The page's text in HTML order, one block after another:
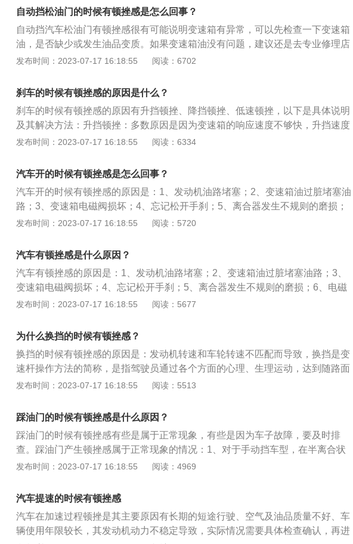
的发动机提供给车辆的动力也会有所不同，因此只有保持规定的转速状态才能够
避免相对的顿挫感。
自动挡松油门的时候有顿挫感是怎么回事？
自动挡汽车松油门有顿挫感很有可能说明变速箱有异常，可以先检查一下变速箱
油，是否缺少或发生油品变质。如果变速箱油没有问题，建议还是去专业修理店
或者4S店，对变速箱控制系统进行一次检测。以下是对出现顿挫感情况的解释：
称为无级变速箱，顾名思义，对于CVT来说就不存在挡位这个概念，因此说CVT
自然也就不会存在换挡顿挫。不过事实上，由于厂商的调校原因，即使是无级变
速箱，也有出现顿挫感的可能。2、自动挡汽车给油换挡有顿挫感是正常现象，
只是每款车的顿挫感强弱不同而已，如果不能把握好换挡时机，那么顿挫感自然
也就强烈。一般来说，低速时，发动机转速与车速如果刚刚达到换挡标准，此时
时候，换挡时顿挫感就会比较小。
发布时间：2023-07-17 16:18:55 阅读：6702
刹车的时候有顿挫感的原因是什么？
刹车的时候有顿挫感的原因有升挡顿挫、降挡顿挫、低速顿挫，以下是具体说明
及其解决方法：升挡顿挫：多数原因是因为变速箱的响应速度不够快，升挡速度
跟不上你踩油门的速度，所以在变速箱换挡的一刹那，会产生顿挫感。降挡顿
板，发电机会立即开始工作，就会搭上发动机，给发动机造成一些负担，影响发
动机的转速，使发动机转速与离合器片转速不同步，这样就会有顿挫的感觉。低
速顿挫：由于低速行驶的时候挡位在一二挡之间频繁切换，离合器不断地分离和
结合，短时间内不能畅顺地完成动力传输，就造成了常见的低速顿挫，启动与低
速的时候会有顿挫感，这个正常的话一般是低转速的时候涡轮增压介入，影响了
发布时间：2023-07-17 16:18:55 阅读：6334
汽车开的时候有顿挫感是怎么回事？
汽车开的时候有顿挫感的原因是：1、发动机油路堵塞；2、变速箱油过脏堵塞油
路；3、变速箱电磁阀损坏；4、忘记松开手刹；5、离合器发生不规则的磨损；
6、电磁阀损坏；7、发动机有的缸不工作；8、劣质燃油挥发性差。汽车开的时
速箱油；3、检查变速箱内部阀体是否有损坏需要更换；4、检查发动机气门和进
气管是否有积碳需要清理。
发布时间：2023-07-17 16:18:55 阅读：5720
汽车有顿挫感是什么原因？
汽车有顿挫感的原因是：1、发动机油路堵塞；2、变速箱油过脏堵塞油路；3、
变速箱电磁阀损坏；4、忘记松开手刹；5、离合器发生不规则的磨损；6、电磁
阀损坏；7、发动机有的缸不工作；8、劣质燃油挥发性差。汽车有顿挫感的解决
变速箱内部阀体是否有损坏需要更换；4、检查发动机气门和进气管是否有积碳
需要清理。
发布时间：2023-07-17 16:18:55 阅读：5677
为什么换挡的时候有顿挫感？
换挡的时候有顿挫感的原因是：发动机转速和车轮转速不匹配而导致，换挡是变
速杆操作方法的简称，是指驾驶员通过各个方面的心理、生理运动，达到随路面
情况、汽车速度变化而不断改变变速杆位置的操作过程。换挡的时候有顿挫感的
时轻顶油门；5、注意路面和负荷情况进行调整；6、通过松开离合器的时间进行
发布时间：2023-07-17 16:18:55 阅读：5513
踩油门的时候有顿挫感是什么原因？
踩油门的时候有顿挫感有些是属于正常现象，有些是因为车子故障，要及时排
查。踩油门产生顿挫感属于正常现象的情况：1、对于手动挡车型，在半离合状
态行驶中，加油和收油都会产生顿挫感，油门踩得越深，顿挫感越大；2、对于
显。踩油门产生顿挫感属于不正常现象的情况：1、节气门、喷油嘴、进气道积
碳较多，受积碳影响导致的故障很多，有些车辆会产生顿挫感也是和积碳有关
系，建议平时注意清理积碳；2、燃油品质不合格，燃烧不充分；3、火花塞、点
火线圈等故障，造成缺缸等，这种就需要到维修厂检查处理，并及时进行维修，
发布时间：2023-07-17 16:18:55 阅读：4969
汽车提速的时候有顿挫感
汽车在加速过程顿挫是其主要原因有长期的短途行驶、空气及油品质量不好、车
辆使用年限较长，其发动机动力不稳定导致，实际情况需要具体检查确认，再进